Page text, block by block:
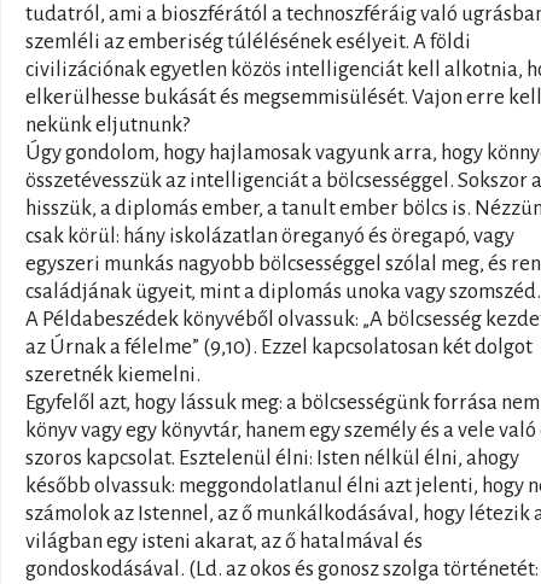
tudatról, ami a bioszférától a technoszféráig való
szemléli az emberiség túlélésének esélyeit. A földi
civilizációnak egyetlen közös intelligenciát kell alkotnia,
elkerülhesse bukását és megsemmisülését. Vajon erre
nekünk eljutnunk?
Úgy gondolom, hogy hajlamosak vagyunk arra, hogy
összetévesszük az intelligenciát a bölcsességgel. Sokszor
hisszük, a diplomás ember, a tanult ember bölcs is.
csak körül: hány iskolázatlan öreganyó és öregapó, vagy
egyszeri munkás nagyobb bölcsességgel szólal meg, és
családjának ügyeit, mint a diplomás unoka vagy szomszéd.
A Példabeszédek könyvéből olvassuk: „A bölcsesség
az Úrnak a félelme” (9,10). Ezzel kapcsolatosan két dolgot
szeretnék kiemelni.
Egyfelől azt, hogy lássuk meg: a bölcsességünk forrása
könyv vagy egy könyvtár, hanem egy személy és a vele való
szoros kapcsolat. Esztelenül élni: Isten nélkül élni, ahogy
később olvassuk: meggondolatlanul élni azt jelenti, hogy
számolok az Istennel, az ő munkálkodásával, hogy létezik
világban egy isteni akarat, az ő hatalmával és
gondoskodásával. (Ld. az okos és gonosz szolga